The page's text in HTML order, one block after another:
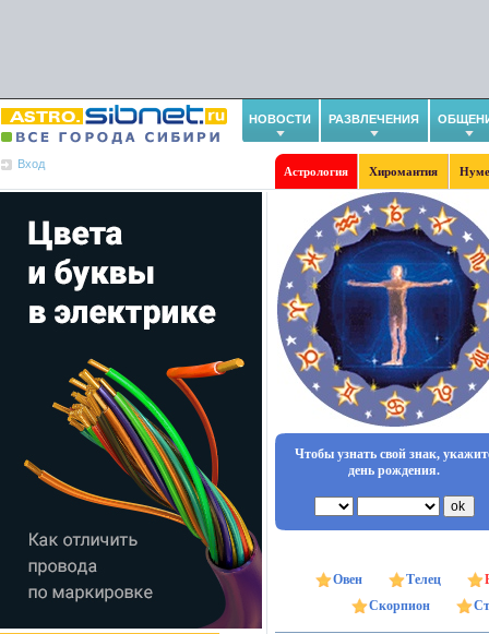
НОВОСТИ РАЗВЛЕЧЕНИЯ
Вход
Астрология Хиромантия
Чтобы узнать свой знак,
день рождения.
Овен Телец
Скорпион